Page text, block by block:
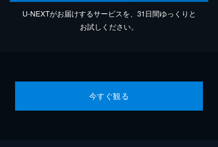
U-NEXTがお届けするサービスを、31日間ゆっくりと
お試しください。
今すぐ観る